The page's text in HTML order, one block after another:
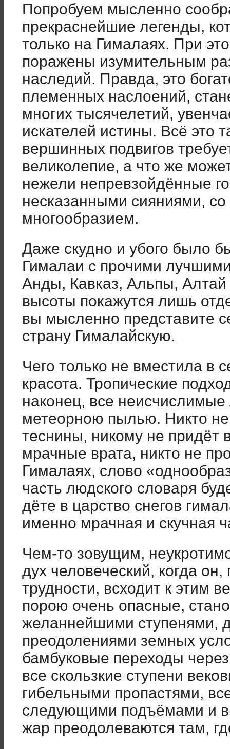
Попробуем мысленно
прекраснейшие легенды,
только на Гималаях. При
поражены изумительным
наследий. Правда, это
племенных наслоений,
многих тысячелетий,
искателей истины. Всё это
вершинных подвигов
великолепие, а что же
нежели непревзойдённые
несказанными сияниями,
многообразием.
Даже скудно и убого было
Гималаи с прочими
Анды, Кавказ, Альпы,
высоты покажутся лишь
вы мысленно представите
страну Гималайскую.
Чего только не вместила в
красота. Тропические
наконец, все
метеорною пылью. Никто
теснины, никому не придёт
мрачные врата, никто не
Гималаях, слово
часть людского словаря
дёте в царство снегов
именно мрачная и скучная
Чем-то зовущим,
дух человеческий, когда
трудности, всходит к этим
порою очень опасные,
желаннейшими ступенями,
преодолениями земных
бамбуковые переходы
все скользкие ступени
гибельными пропастями,
следующими подъёмами и
жар преодолеваются там,